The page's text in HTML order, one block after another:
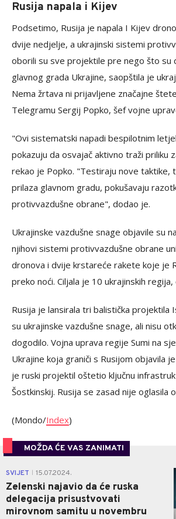
Rusija napala i Kijev
Podsetimo, Rusija je napala I Kijev
dvije nedjelje, a ukrajinski sistemi
oborili su sve projektile pre nego što su
glavnog grada Ukrajine, saopštila je
Nema žrtava ni prijavljene značajne
Telegramu Sergij Popko, šef vojne
"Ovi sistematski napadi bespilotnim
pokazuju da osvajač aktivno traži priliku
rekao je Popko. "Testiraju nove taktike,
prilaza glavnom gradu, pokušavaju
protivvazdušne obrane", dodao je.
Ukrajinske vazdušne snage objavile su
njihovi sistemi protivvazdušne obrane
dronova i dvije krstareće rakete koje je
preko noći. Ciljala je 10 ukrajinskih regija,
Rusija je lansirala tri balistička projektila
su ukrajinske vazdušne snage, ali nisu
dogodilo. Vojna uprava regije Sumi na
Ukrajine koja graniči s Rusijom objavila
je ruski projektil oštetio ključnu
Šostkinskij. Rusija se zasad nije oglasila
(Mondo/Index)
MOŽDA ĆE VAS ZANIMATI
SVIJET 15.07.2024.
Zelenski najavio da će ruska
delegacija prisustvovati
mirovnom samitu u novembru